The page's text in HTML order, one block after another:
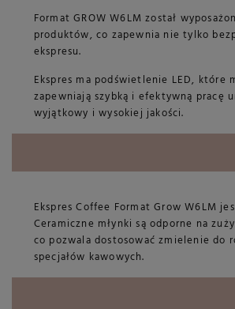
Format GROW W6LM został
produktów, co zapewnia nie tylko
ekspresu.
Ekspres ma podświetlenie LED, które
zapewniają szybką i efektywną pracę
wyjątkowy i wysokiej jakości.
Ekspres Coffee Format Grow W6LM
Ceramiczne młynki są odporne na
co pozwala dostosować zmielenie do
specjałów kawowych.